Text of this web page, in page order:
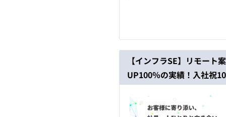
【インフラSE】リモート
UP100％の実績！入社祝